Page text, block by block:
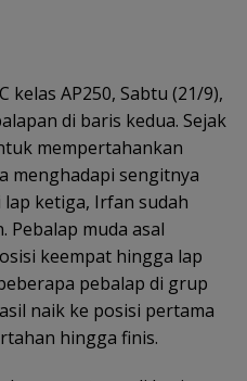
kelas AP250, Sabtu (21/9),
di baris kedua. Sejak
mempertahankan
menghadapi sengitnya
ketiga, Irfan sudah
Pebalap muda asal
keempat hingga lap
pebalap di grup
naik ke posisi pertama
hingga finis.